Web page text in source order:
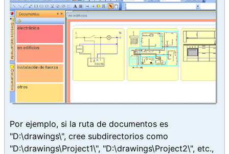
Por ejemplo, si la ruta de documentos es
"D:\drawings\", cree subdirectorios como
"D:\drawings\Project1\", "D:\drawings\Project2\", etc.,